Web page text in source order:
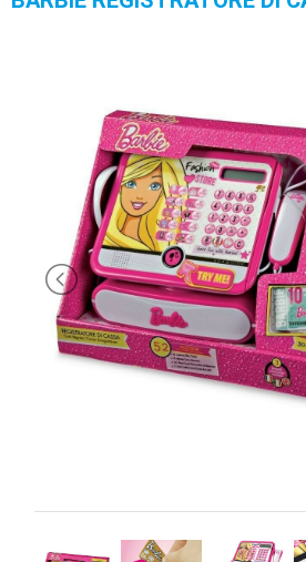
INFANZIA
PUZZLE
SYLVANIAN
FAMILY